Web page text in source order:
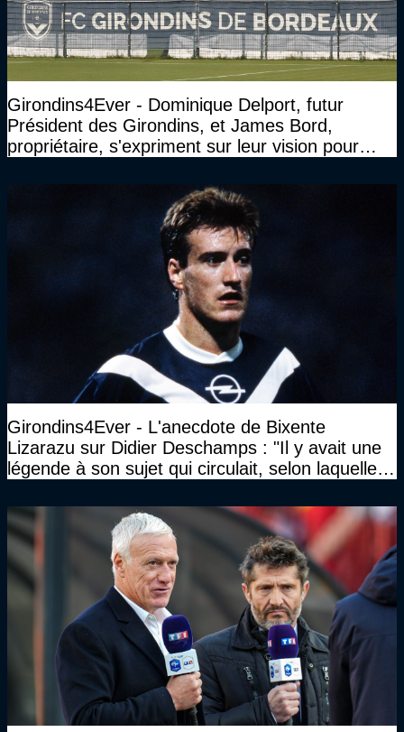
Girondins4Ever - Dominique Delport, futur
Président des Girondins, et James Bord,
propriétaire, s'expriment sur leur vision pour
Girondins4Ever - L'anecdote de Bixente
Lizarazu sur Didier Deschamps : "Il y avait une
légende à son sujet qui circulait, selon laquelle il